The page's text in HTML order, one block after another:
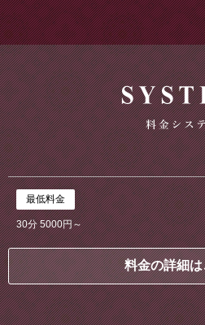
最低料金
30分 5000円～
料金の詳細